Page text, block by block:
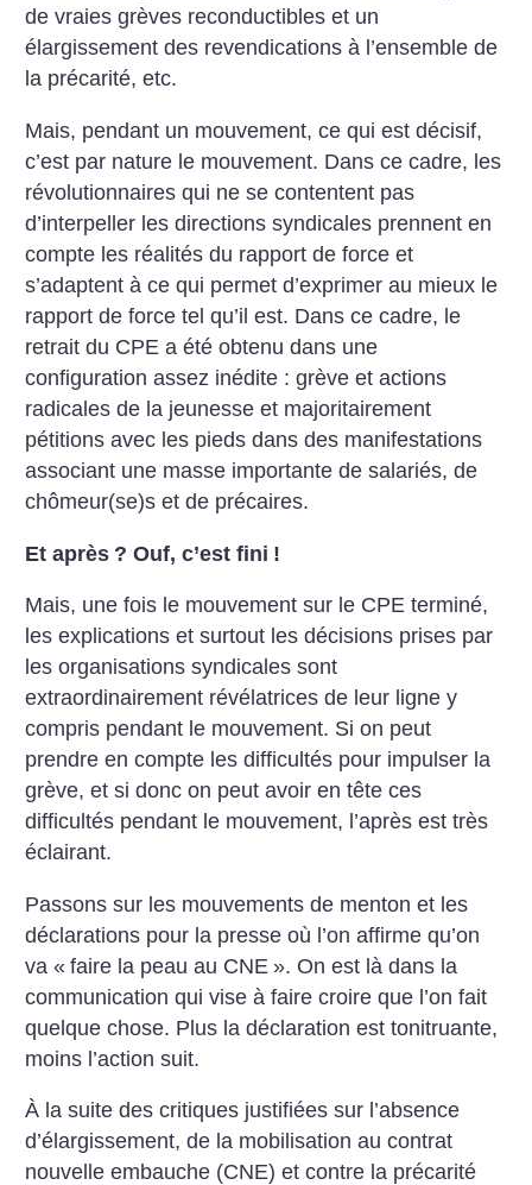
de vraies grèves reconductibles et un
élargissement des revendications à l’ensemble de
la précarité, etc.
Mais, pendant un mouvement, ce qui est décisif,
c’est par nature le mouvement. Dans ce cadre, les
révolutionnaires qui ne se contentent pas
d’interpeller les directions syndicales prennent en
compte les réalités du rapport de force et
s’adaptent à ce qui permet d’exprimer au mieux le
rapport de force tel qu’il est. Dans ce cadre, le
retrait du CPE a été obtenu dans une
configuration assez inédite : grève et actions
radicales de la jeunesse et majoritairement
pétitions avec les pieds dans des manifestations
associant une masse importante de salariés, de
chômeur(se)s et de précaires.
Et après ? Ouf, c’est fini !
Mais, une fois le mouvement sur le CPE terminé,
les explications et surtout les décisions prises par
les organisations syndicales sont
extraordinairement révélatrices de leur ligne y
compris pendant le mouvement. Si on peut
prendre en compte les difficultés pour impulser la
grève, et si donc on peut avoir en tête ces
difficultés pendant le mouvement, l’après est très
éclairant.
Passons sur les mouvements de menton et les
déclarations pour la presse où l’on affirme qu’on
va « faire la peau au CNE ». On est là dans la
communication qui vise à faire croire que l’on fait
quelque chose. Plus la déclaration est tonitruante,
moins l’action suit.
À la suite des critiques justifiées sur l’absence
d’élargissement, de la mobilisation au contrat
nouvelle embauche (CNE) et contre la précarité